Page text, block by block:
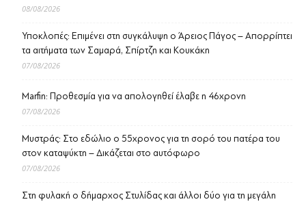
08/08/2026
Υποκλοπές: Επιμένει στη συγκάλυψη ο Άρειος Πάγος – Απορρίπτει
τα αιτήματα των Σαμαρά, Σπίρτζη και Κουκάκη
07/08/2026
Marfin: Προθεσμία για να απολογηθεί έλαβε η 46χρονη
07/08/2026
Μυστράς: Στο εδώλιο ο 55χρονος για τη σορό του πατέρα του
στον καταψύκτη – Δικάζεται στο αυτόφωρο
07/08/2026
Στη φυλακή ο δήμαρχος Στυλίδας και άλλοι δύο για τη μεγάλη